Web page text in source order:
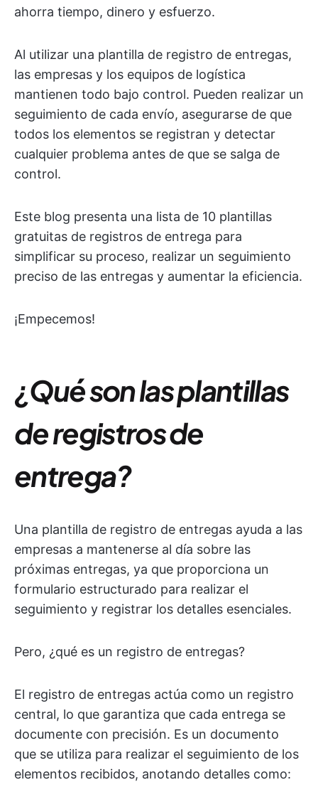
ahorra tiempo, dinero y esfuerzo.
Al utilizar una plantilla de registro de entregas,
las empresas y los equipos de logística
mantienen todo bajo control. Pueden realizar un
seguimiento de cada envío, asegurarse de que
todos los elementos se registran y detectar
cualquier problema antes de que se salga de
control.
Este blog presenta una lista de 10 plantillas
gratuitas de registros de entrega para
simplificar su proceso, realizar un seguimiento
preciso de las entregas y aumentar la eficiencia.
¡Empecemos!
¿Qué son las plantillas
de registros de
entrega?
Una plantilla de registro de entregas ayuda a las
empresas a mantenerse al día sobre las
próximas entregas, ya que proporciona un
formulario estructurado para realizar el
seguimiento y registrar los detalles esenciales.
Pero, ¿qué es un registro de entregas?
El registro de entregas actúa como un registro
central, lo que garantiza que cada entrega se
documente con precisión. Es un documento
que se utiliza para realizar el seguimiento de los
elementos recibidos, anotando detalles como: